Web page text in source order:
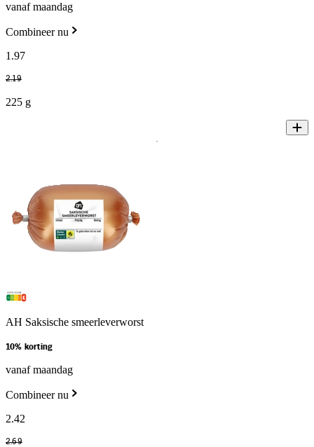
vanaf maandag
Combineer nu
1 .97
2.19
225 g
AH Saksische smeerleverworst
10% korting
vanaf maandag
Combineer nu
2.42
2.69